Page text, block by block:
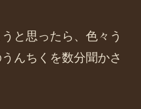
と思ったら、色々う
んちくを数分聞かさ